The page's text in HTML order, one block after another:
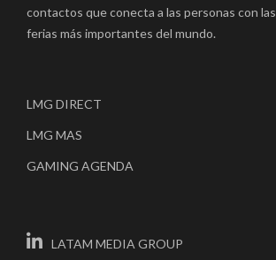
contactos que conecta a las personas con las
ferias más importantes del mundo.
LMG DIRECT
LMG MAS
GAMING AGENDA
LATAM MEDIA GROUP